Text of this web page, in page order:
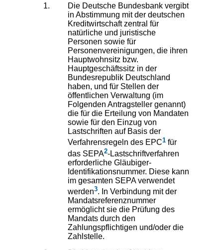
Die Deutsche Bundesbank vergibt
in Abstimmung mit der deutschen
Kreditwirtschaft zentral für
natürliche und juristische
Personen sowie für
Personenvereinigungen, die ihren
Hauptwohnsitz bzw.
Hauptgeschäftssitz in der
Bundesrepublik Deutschland
haben, und für Stellen der
öffentlichen Verwaltung (im
Folgenden Antragsteller genannt)
die für die Erteilung von Mandaten
sowie für den Einzug von
Lastschriften auf Basis der
Verfahrensregeln des EPC1 für
das SEPA2-Lastschriftverfahren
erforderliche Gläubiger-
Identifikationsnummer. Diese kann
im gesamten SEPA verwendet
werden3. In Verbindung mit der
Mandatsreferenznummer
ermöglicht sie die Prüfung des
Mandats durch den
Zahlungspflichtigen und/oder die
Zahlstelle.